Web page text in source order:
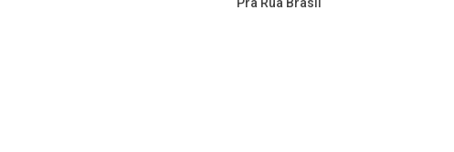
Pra Rua Brasil